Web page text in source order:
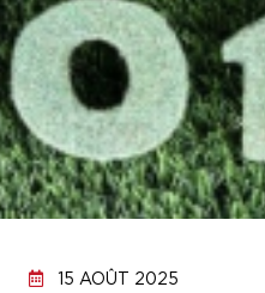
15 AOÛT 2025